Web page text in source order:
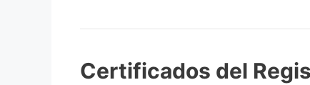
Certificados del